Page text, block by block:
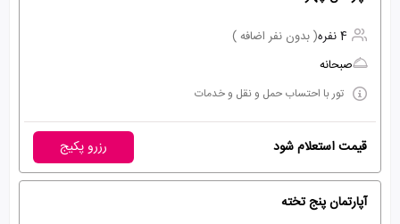
4 نفره
( بدون نفر اضافه )
صبحانه
تور با احتساب حمل و نقل و خدمات
قیمت استعلام شود رزرو پکیج
آپارتمان پنج تخته